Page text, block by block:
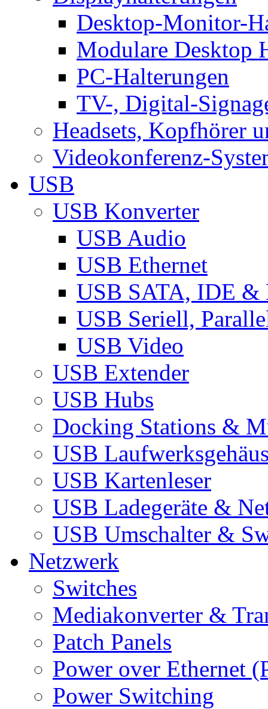
Desktop-Monitor-
Modulare Desktop
PC-Halterungen
TV-, Digital-
Headsets, Kopfhörer
Videokonferenz-
USB
USB Konverter
USB Audio
USB Ethernet
USB SATA, IDE &
USB Seriell,
USB Video
USB Extender
USB Hubs
Docking Stations &
USB
USB Kartenleser
USB Ladegeräte &
USB Umschalter &
Netzwerk
Switches
Mediakonverter &
Patch Panels
Power over Ethernet
Power Switching